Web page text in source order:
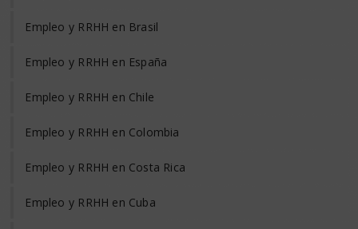
Empleo y RRHH en Brasil
Empleo y RRHH en España
Empleo y RRHH en Chile
Empleo y RRHH en Colombia
Empleo y RRHH en Costa Rica
Empleo y RRHH en Cuba